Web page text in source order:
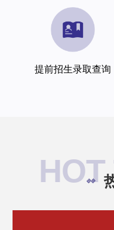
提前招生录取查询
HOT